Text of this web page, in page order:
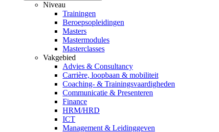
Niveau
Trainingen
Beroepsopleidingen
Masters
Mastermodules
Masterclasses
Vakgebied
Advies & Consultancy
Carrière, loopbaan & mobiliteit
Coaching- & Trainingsvaardigheden
Communicatie & Presenteren
Finance
HRM/HRD
ICT
Management & Leidinggeven